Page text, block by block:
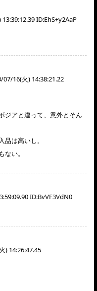
ID:EhS+y2AaP
07/16(火) 14:38:21.22
ジアと違って、意外とそん
は高いし。
い。
ID:BvVF3VdN0
) 14:26:47.45